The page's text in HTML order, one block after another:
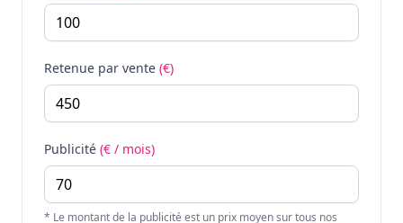
Retenue par vente (€)
Publicité (€ / mois)
* Le montant de la publicité est un prix moyen sur tous nos